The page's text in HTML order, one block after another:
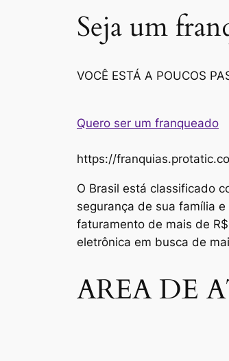
Seja um
VOCÊ ESTÁ A POUCOS
Quero ser um franqueado
https://
O Brasil está classificado
segurança de sua família
faturamento de mais de
eletrônica em busca de
AREA DE